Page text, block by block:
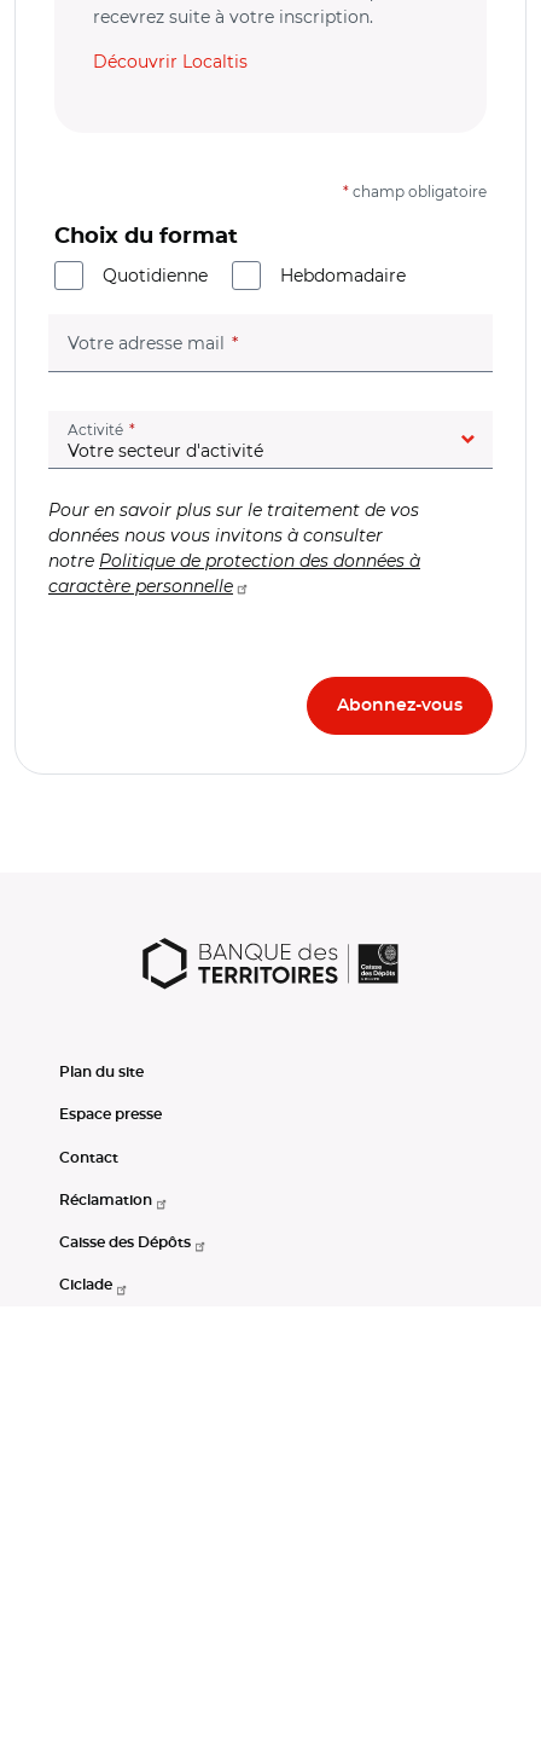
recevrez suite à votre inscription.
Découvrir Localtis
* champ obligatoire
Choix du format
Quotidienne
Hebdomadaire
Votre adresse mail (champ obligatoire)
Activité (champ obligatoire)
Pour en savoir plus sur le traitement de vos
données nous vous invitons à consulter
notre Politique de protection des données à
caractère personnelle
Plan du site
Espace presse
Contact
Réclamation
Caisse des Dépôts
Ciclade